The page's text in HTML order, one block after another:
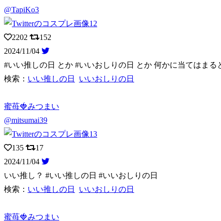
@TapiKo3
2202
152
2024/11/04
#いい推しの日 とか #いいおしりの日 とか 何かに当てはまる
検索： いい推しの日 いいおしりの日
蜜苺🍓みつまい
@mitsumai39
135
17
2024/11/04
いい推し？ #いい推しの日 #いいおしりの日
検索： いい推しの日 いいおしりの日
蜜苺🍓みつまい